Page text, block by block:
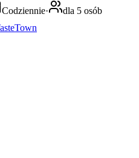
Codziennie·
dla 5 osób